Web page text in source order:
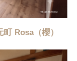
Rosa（櫻）